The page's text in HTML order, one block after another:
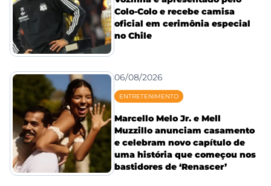
Colo-Colo e recebe camisa
oficial em cerimônia especial
no Chile
06/08/2026
ENTRETENIMENTO
Marcello Melo Jr. e Mell
Muzzillo anunciam casamento
e celebram novo capítulo de
uma história que começou nos
bastidores de ‘Renascer’